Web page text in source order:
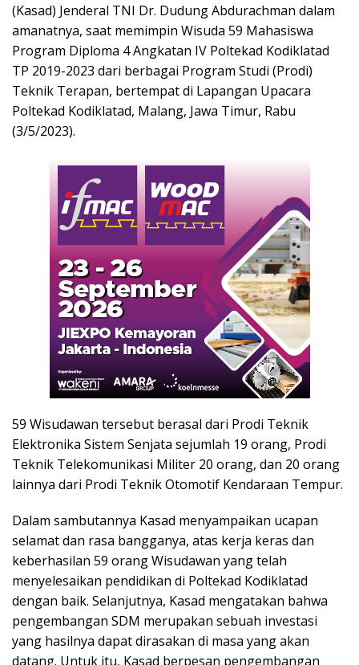
(Kasad) Jenderal TNI Dr. Dudung Abdurachman dalam
amanatnya, saat memimpin Wisuda 59 Mahasiswa
Program Diploma 4 Angkatan IV Poltekad Kodiklatad
TP 2019-2023 dari berbagai Program Studi (Prodi)
Teknik Terapan, bertempat di Lapangan Upacara
Poltekad Kodiklatad, Malang, Jawa Timur, Rabu
(3/5/2023).
59 Wisudawan tersebut berasal dari Prodi Teknik
Elektronika Sistem Senjata sejumlah 19 orang, Prodi
Teknik Telekomunikasi Militer 20 orang, dan 20 orang
lainnya dari Prodi Teknik Otomotif Kendaraan Tempur.
Dalam sambutannya Kasad menyampaikan ucapan
selamat dan rasa bangganya, atas kerja keras dan
keberhasilan 59 orang Wisudawan yang telah
menyelesaikan pendidikan di Poltekad Kodiklatad
dengan baik. Selanjutnya, Kasad mengatakan bahwa
pengembangan SDM merupakan sebuah investasi
yang hasilnya dapat dirasakan di masa yang akan
datang. Untuk itu, Kasad berpesan pengembangan